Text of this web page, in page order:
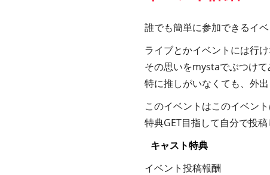
誰でも簡単に参加できるイ
ライブとかイベントには行
その思いをmystaでぶつけて
特に推しがいなくても、外
このイベントはこのイベン
特典GET目指して自分で投
キャスト特典
イベント投稿報酬